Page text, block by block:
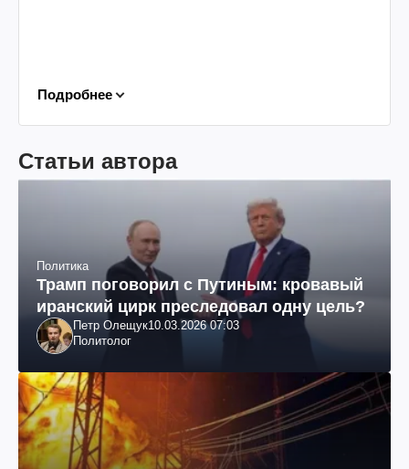
Подробнее
Статьи автора
Политика
Трамп поговорил с Путиным: кровавый
иранский цирк преследовал одну цель?
Петр Олещук10.03.2026 07:03
Политолог